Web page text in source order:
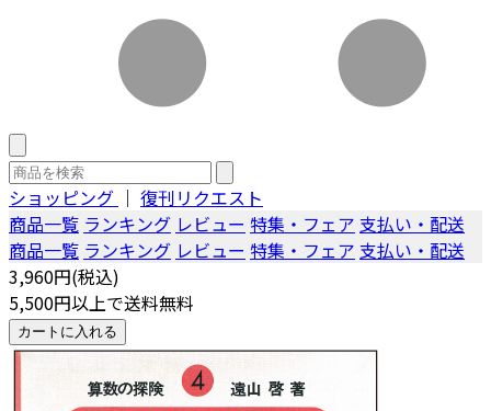
ショッピング ｜ 復刊リクエスト
商品一覧 ランキング レビュー 特集・フェア 支払い・配送
商品一覧 ランキング レビュー 特集・フェア 支払い・配送
3,960円(税込)
5,500円以上で送料無料
カートに入れる